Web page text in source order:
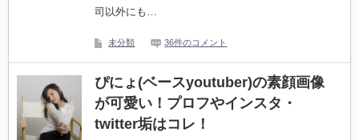
司以外にも…
未分類 36件のコメント
ぴにょ(ベースyoutuber)の素顔画像
が可愛い！プロフやインスタ・
twitter垢はコレ！